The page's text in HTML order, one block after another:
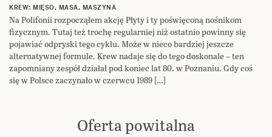
KREW: MIĘSO, MASA, MASZYNA
Na Polifonii rozpocząłem akcję Płyty i ty poświęconą nośnikom
fizycznym. Tutaj też trochę regularniej niż ostatnio powinny się
pojawiać odpryski tego cyklu. Może w nieco bardziej jeszcze
alternatywnej formule. Krew nadaje się do tego doskonale – ten
zapomniany zespół działał pod koniec lat 80. w Poznaniu. Gdy coś
się w Polsce zaczynało w czerwcu 1989 […]
Oferta powitalna